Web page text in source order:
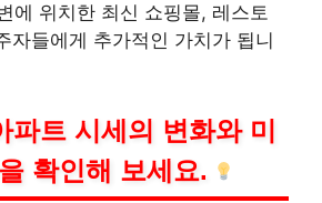
에 위치한 최신 쇼핑몰, 레스토
자들에게 추가적인 가치가 됩니
파트 시세의 변화와 미
확인해 보세요.